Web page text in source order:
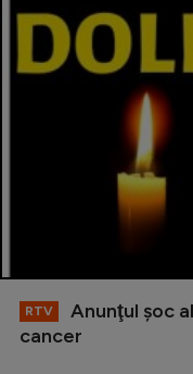
RTV
Anunţul şoc
cancer